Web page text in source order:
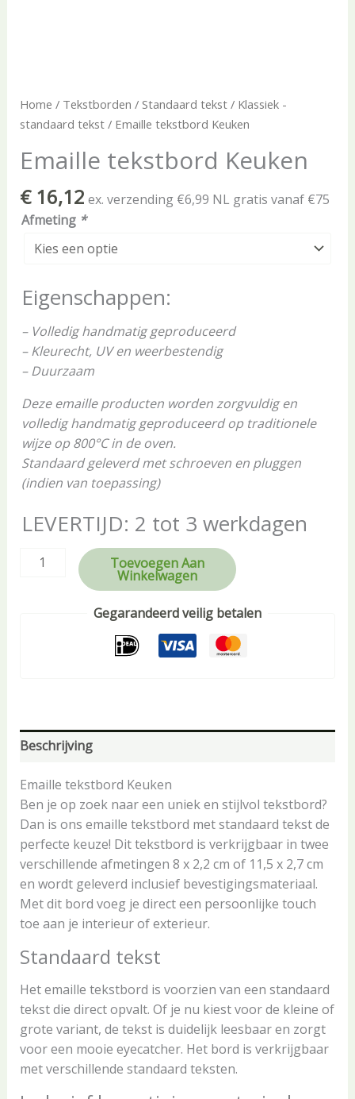
Home / Tekstborden / Standaard tekst/ Klassiek -
standaard tekst/ Emaille tekstbord Keuken
Emaille tekstbord Keuken
€16,12 ex. verzending €6,99 NL gratis vanaf €75
Afmeting *
Eigenschappen:
– Volledig handmatig geproduceerd
– Kleurecht, UV en weerbestendig
– Duurzaam
Deze emaille producten worden zorgvuldig en
volledig handmatig geproduceerd op traditionele
wijze op 800°C in de oven.
Standaard geleverd met schroeven en pluggen
(indien van toepassing)
LEVERTIJD: 2 tot 3 werkdagen
Toevoegen Aan
Winkelwagen
Gegarandeerd veilig betalen
Beschrijving
Emaille tekstbord Keuken
Ben je op zoek naar een uniek en stijlvol tekstbord?
Dan is ons emaille tekstbord met standaard tekst de
perfecte keuze! Dit tekstbord is verkrijgbaar in twee
verschillende afmetingen 8 x 2,2 cm of 11,5 x 2,7 cm
en wordt geleverd inclusief bevestigingsmateriaal.
Met dit bord voeg je direct een persoonlijke touch
toe aan je interieur of exterieur.
Standaard tekst
Het emaille tekstbord is voorzien van een standaard
tekst die direct opvalt. Of je nu kiest voor de kleine of
grote variant, de tekst is duidelijk leesbaar en zorgt
voor een mooie eyecatcher. Het bord is verkrijgbaar
met verschillende standaard teksten.